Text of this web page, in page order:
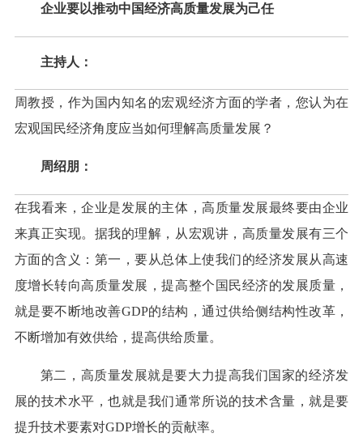
企业要以推动中国经济高质量发展为己任
主持人：
周教授，作为国内知名的宏观经济方面的学者，您认为在
宏观国民经济角度应当如何理解高质量发展？
周绍朋：
在我看来，企业是发展的主体，高质量发展最终要由企业
来真正实现。据我的理解，从宏观讲，高质量发展有三个
方面的含义：第一，要从总体上使我们的经济发展从高速
度增长转向高质量发展，提高整个国民经济的发展质量，
就是要不断地改善GDP的结构，通过供给侧结构性改革，
不断增加有效供给，提高供给质量。
第二，高质量发展就是要大力提高我们国家的经济发
展的技术水平，也就是我们通常所说的技术含量，就是要
提升技术要素对GDP增长的贡献率。